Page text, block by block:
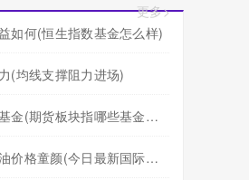
更多>
如何(恒生指数基金怎么样)
(均线支撑阻力进场)
期货板块指哪些基金(期货板块指哪些基金行业)
今日最新国际原油价格童颜(今日最新国际原油价格查询)